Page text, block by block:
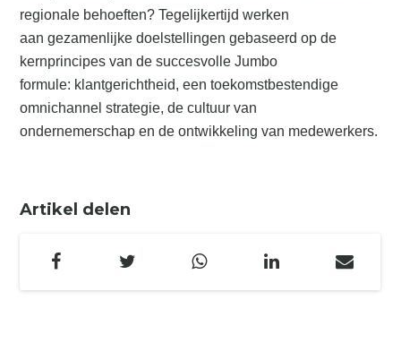
regionale behoeften? Tegelijkertijd werken
aan gezamenlijke doelstellingen gebaseerd op de
kernprincipes van de succesvolle Jumbo
formule: klantgerichtheid, een toekomstbestendige
omnichannel strategie, de cultuur van
ondernemerschap en de ontwikkeling van medewerkers.
Artikel delen